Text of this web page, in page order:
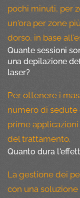
pochi minuti, per
un'ora per zone
dorso, in base
Quante sessioni
una depilazione
laser?
Per ottenere i
numero di sedute
prime
del trattamento.
Quanto dura
La gestione dei
con una